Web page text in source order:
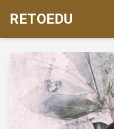
RETOEDU